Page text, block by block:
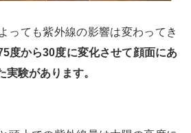
っても紫外線の影響は変わってき
度から30度に変化させて顔面にあ
実験があります。